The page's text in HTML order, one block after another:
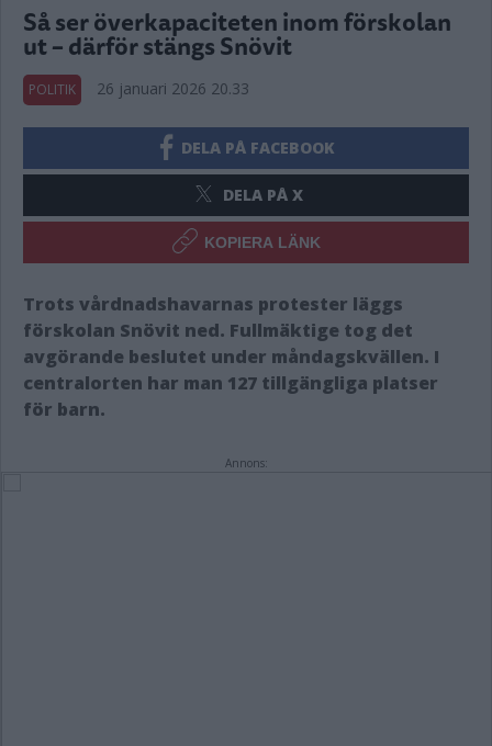
Så ser överkapaciteten inom förskolan
ut – därför stängs Snövit
POLITIK 26 januari 2026 20.33
DELA PÅ FACEBOOK
DELA PÅ X
KOPIERA LÄNK
Trots vårdnadshavarnas protester läggs
förskolan Snövit ned. Fullmäktige tog det
avgörande beslutet under måndagskvällen. I
centralorten har man 127 tillgängliga platser
för barn.
Annons: